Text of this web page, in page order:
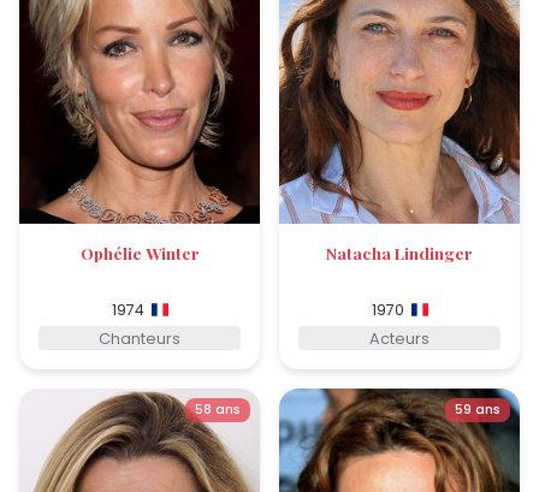
Ophélie Winter
1974
Chanteurs
Natacha Lindinger
1970
Acteurs
58 ans 59 ans